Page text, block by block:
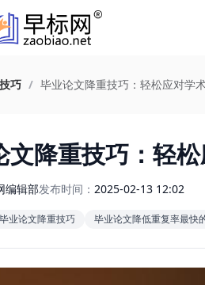
巧 / 毕业论文降重技巧：轻松应对学
文降重技巧：轻
编辑部发布时间： 2025-02-13 12:02
毕业论文降重技巧 毕业论文降低重复率最快